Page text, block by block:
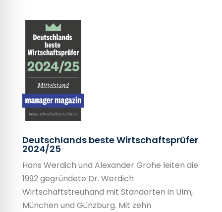
Deutschlands beste Wirtschafts­prüfer
2024/25
Hans Werdich und Alexander Grohe leiten die
1992 gegründete Dr. Werdich
Wirtschaftstreuhand mit Standorten in Ulm,
München und Günzburg. Mit zehn